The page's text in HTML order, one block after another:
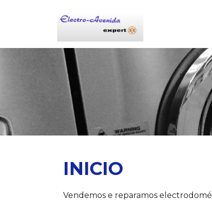
INICIO
Vendemos e reparamos